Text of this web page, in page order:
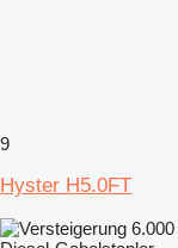
9
Hyster H5.0FT
6.000